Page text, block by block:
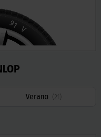
91 V
Verano 21)